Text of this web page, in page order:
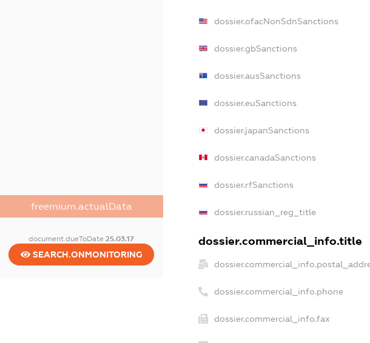
freemium.actualData
document.dueToDate25.03.17
SEARCH.ONMONITORING
dossier.ofacNonSdnSanctions
dossier.gbSanctions
dossier.ausSanctions
dossier.euSanctions
dossier.japanSanctions
dossier.canadaSanctions
dossier.rfSanctions
dossier.russian_reg_title
dossier.commercial_info.title
dossier.commercial_info.phone
dossier.commercial_info.fax